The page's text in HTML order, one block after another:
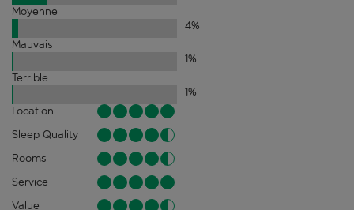
Moyenne
4%
Mauvais
1%
Terrible
1%
Location
Sleep Quality
Rooms
Service
Value